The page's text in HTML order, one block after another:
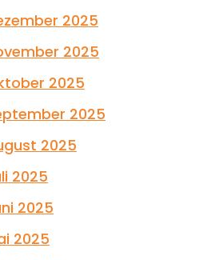
2025
2025
2025
2025
2025
2025
2025
2025